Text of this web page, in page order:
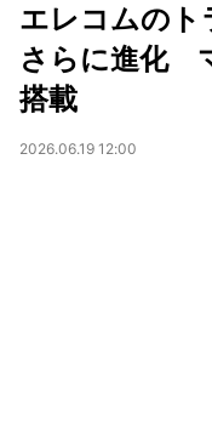
エレコムのト
さらに進化
搭載
2026.06.19 12:00